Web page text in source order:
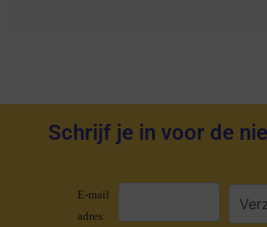
Schrijf je in voor de
E-mail
adres: